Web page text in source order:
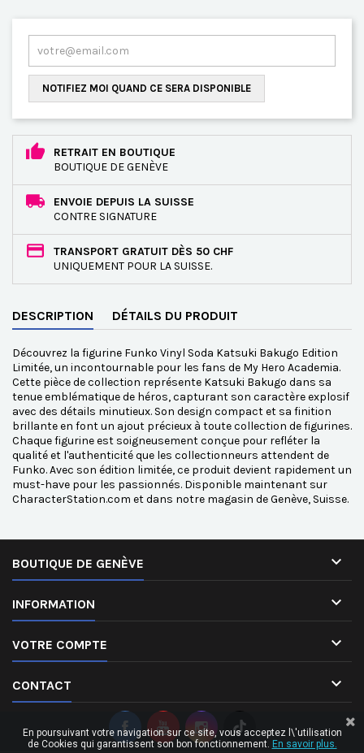
NOTIFIEZ MOI QUAND CE SERA DISPONIBLE
RETRAIT EN BOUTIQUE
BOUTIQUE DE GENÈVE
ENVOIE DEPUIS LA SUISSE
CONTRE SIGNATURE
TRANSPORT GRATUIT DÈS 50 CHF
UNIQUEMENT POUR LA SUISSE.
DESCRIPTION DÉTAILS DU PRODUIT
Découvrez la figurine Funko Vinyl Soda Katsuki Bakugo Edition
Limitée, un incontournable pour les fans de My Hero Academia.
Cette pièce de collection représente Katsuki Bakugo dans sa
tenue emblématique de héros, capturant son caractère explosif
avec des détails minutieux. Son design compact et sa finition
brillante en font un ajout précieux à toute collection de figurines.
Chaque figurine est soigneusement conçue pour refléter la
qualité et l'authenticité que les collectionneurs attendent de
Funko. Avec son édition limitée, ce produit devient rapidement un
must-have pour les passionnés. Disponible maintenant sur
CharacterStation.com et dans notre magasin de Genève, Suisse.
BOUTIQUE DE GENÈVE 
INFORMATION 
VOTRE COMPTE 
CONTACT 
En poursuivant votre navigation sur ce site, vous acceptez l\'utilisation
de Cookies qui garantissent son bon fonctionnement. En savoir plus.